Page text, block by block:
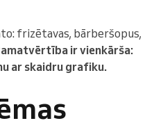
frizētavas, bārberšopus,
ir vienkārša:
ar skaidru grafiku.